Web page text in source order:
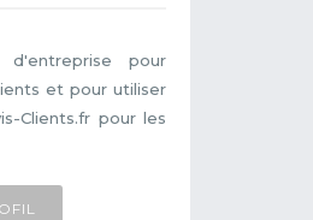
d'entreprise pour
et pour utiliser
Clients.fr pour les